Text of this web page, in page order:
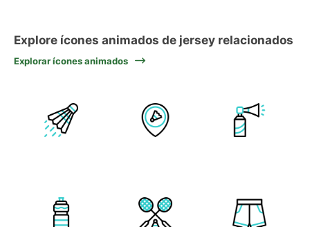
Explore ícones animados de jersey relacionados
Explorar ícones animados